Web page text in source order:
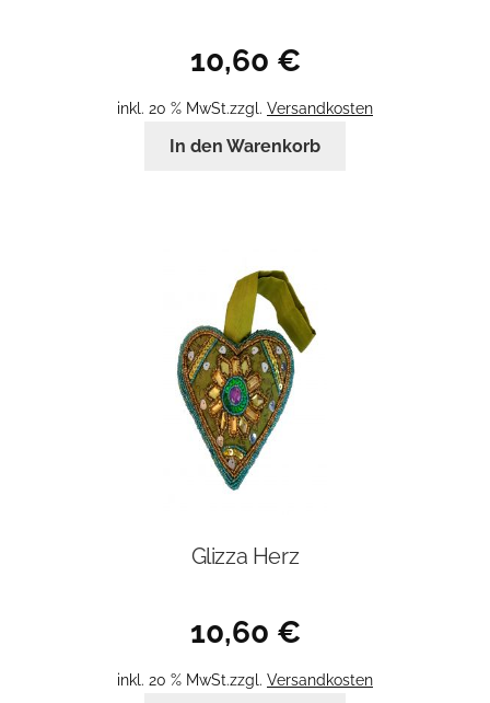
10,60 €
inkl. 20 % MwSt.zzgl. Versandkosten
In den Warenkorb
Glizza Herz
10,60 €
inkl. 20 % MwSt.zzgl. Versandkosten